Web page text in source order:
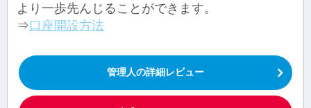
より一歩先んじることができます。
⇒口座開設方法
管理人の詳細レビュー